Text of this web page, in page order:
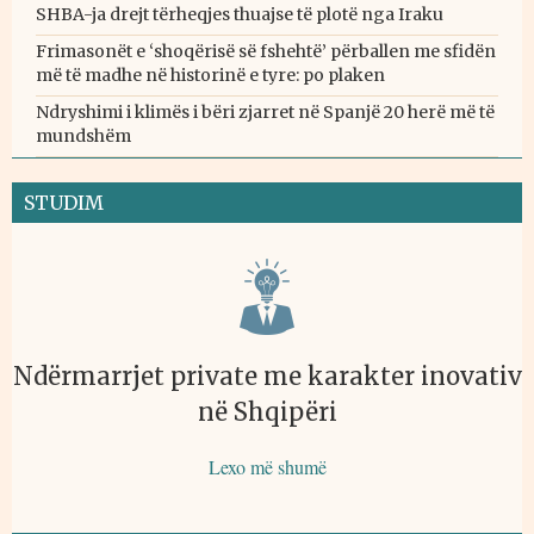
SHBA-ja drejt tërheqjes thuajse të plotë nga Iraku
Frimasonët e ‘shoqërisë së fshehtë’ përballen me sfidën
më të madhe në historinë e tyre: po plaken
Ndryshimi i klimës i bëri zjarret në Spanjë 20 herë më të
mundshëm
STUDIM
Ndërmarrjet private me karakter inovativ
në Shqipëri
Lexo më shumë